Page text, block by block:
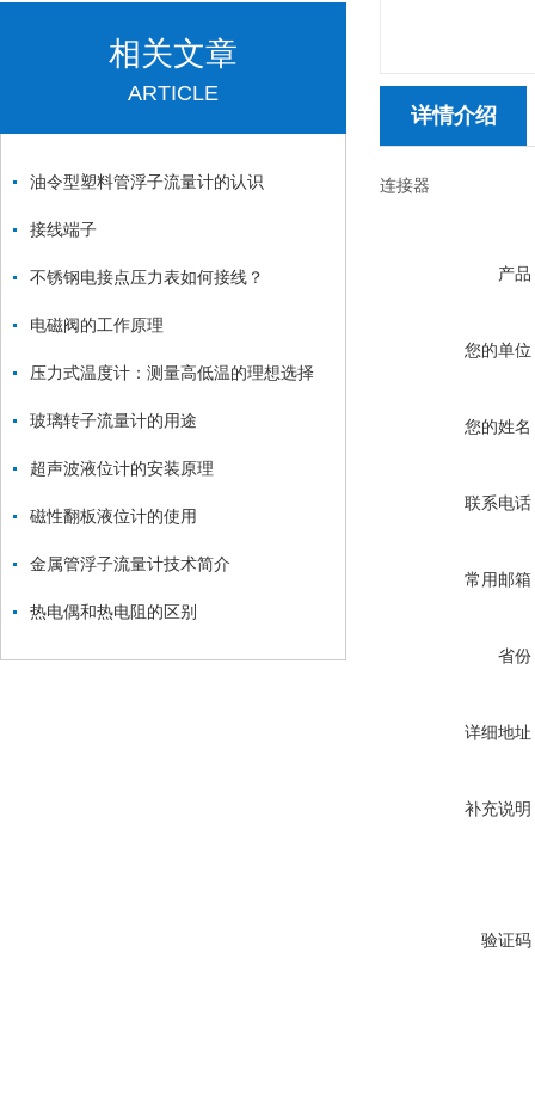
相关文章
ARTICLE
油令型塑料管浮子流量计的认识
接线端子
不锈钢电接点压力表如何接线？
电磁阀的工作原理
压力式温度计：测量高低温的理想选择
玻璃转子流量计的用途
超声波液位计的安装原理
磁性翻板液位计的使用
金属管浮子流量计技术简介
热电偶和热电阻的区别
详情介绍
连接器
产品
您的单位
您的姓名
联系电话
常用邮箱
省份
详细地址
补充说明
验证码